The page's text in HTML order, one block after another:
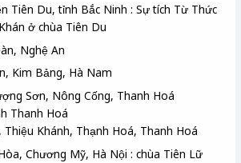
Tiên Du, tỉnh Bắc Ninh : Sự tích Từ Thức
ở chùa Tiên Du
Nghệ An
Kim Bảng, Hà Nam
Sơn, Nông Cống, Thanh Hoá
Thanh Hoá
Thiệu Khánh, Thạnh Hoá, Thanh Hoá
Chương Mỹ, Hà Nội : chùa Tiên Lữ